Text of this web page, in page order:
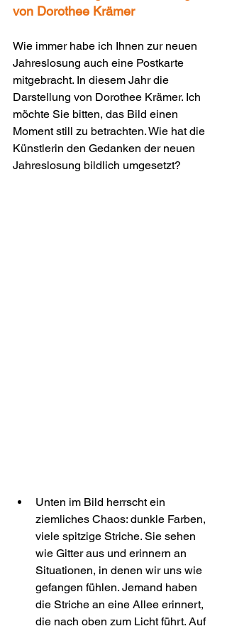
von Dorothee Krämer
Wie immer habe ich Ihnen zur neuen
Jahreslosung auch eine Postkarte
mitgebracht. In diesem Jahr die
Darstellung von Dorothee Krämer. Ich
möchte Sie bitten, das Bild einen
Moment still zu betrachten. Wie hat die
Künstlerin den Gedanken der neuen
Jahreslosung bildlich umgesetzt?
Unten im Bild herrscht ein
ziemliches Chaos: dunkle Farben,
viele spitzige Striche. Sie sehen
wie Gitter aus und erinnern an
Situationen, in denen wir uns wie
gefangen fühlen. Jemand haben
die Striche an eine Allee erinnert,
die nach oben zum Licht führt. Auf